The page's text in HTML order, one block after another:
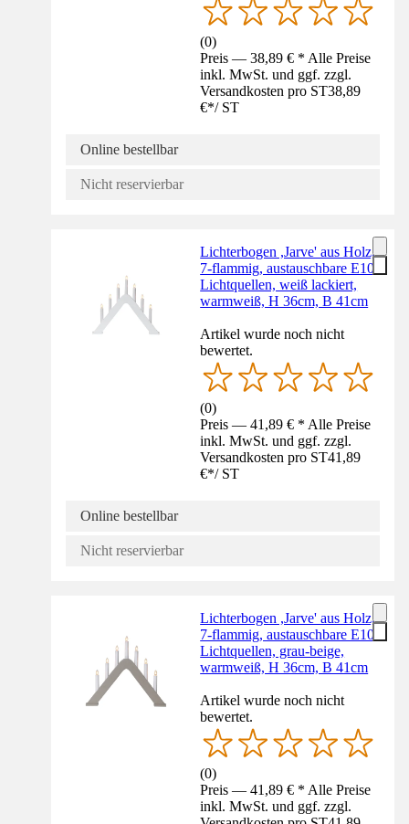
(0)
Preis — 38,89 € * Alle Preise
inkl. MwSt. und ggf. zzgl.
Versandkosten pro ST38,89
€*/ ST
Online bestellbar
Nicht reservierbar
Lichterbogen ,Jarve' aus Holz,
7-flammig, austauschbare E10
Lichtquellen, weiß lackiert,
warmweiß, H 36cm, B 41cm
Artikel wurde noch nicht
bewertet.
(0)
Preis — 41,89 € * Alle Preise
inkl. MwSt. und ggf. zzgl.
Versandkosten pro ST41,89
€*/ ST
Online bestellbar
Nicht reservierbar
Lichterbogen ,Jarve' aus Holz,
7-flammig, austauschbare E10
Lichtquellen, grau-beige,
warmweiß, H 36cm, B 41cm
Artikel wurde noch nicht
bewertet.
(0)
Preis — 41,89 € * Alle Preise
inkl. MwSt. und ggf. zzgl.